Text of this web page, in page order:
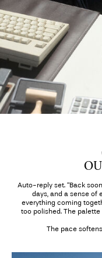
Har
du
spørgsmål?
Om
os
Danmark
/
Auto-reply set. “Back
days, and a sense of
everything coming
too polished. The
The pace